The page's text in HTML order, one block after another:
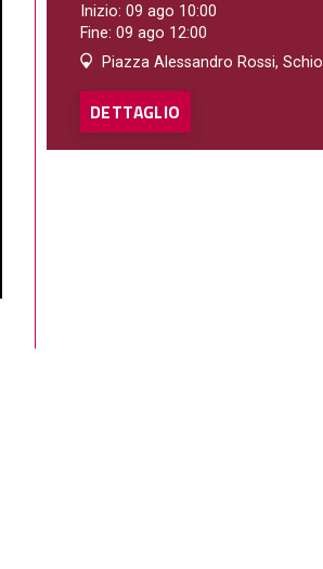
Inizio: 09 ago 10:00
Fine: 09 ago 12:00
Piazza Alessandro Rossi, Schio
DETTAGLIO